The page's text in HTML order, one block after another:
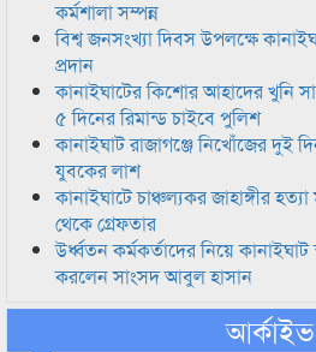
কর্মশালা সম্পন্ন
বিশ্ব জনসংখ্যা দিবস উপলক্ষে
প্রদান
কানাইঘাটের কিশোর আহাদের খুনি
৫ দিনের রিমান্ড চাইবে পুলিশ
কানাইঘাট রাজাগঞ্জে নিখোঁজের দুই
যুবকের লাশ
কানাইঘাটে চাঞ্চল্যকর জাহাঙ্গীর
থেকে গ্রেফতার
উর্ধ্বতন কর্মকর্তাদের নিয়ে কানাইঘাট
করলেন সাংসদ আবুল হাসান
আর্কাইভ